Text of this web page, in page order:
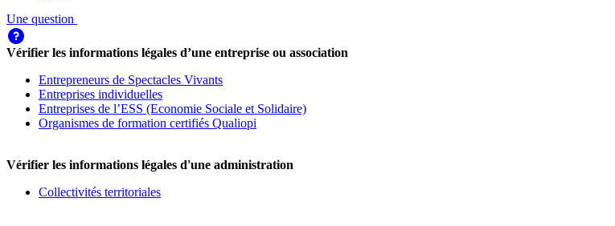
Une question
Vérifier les informations légales d’une entreprise ou association
Entrepreneurs de Spectacles Vivants
Entreprises individuelles
Entreprises de l’ESS (Economie Sociale et Solidaire)
Organismes de formation certifiés Qualiopi
Vérifier les informations légales d'une administration
Collectivités territoriales